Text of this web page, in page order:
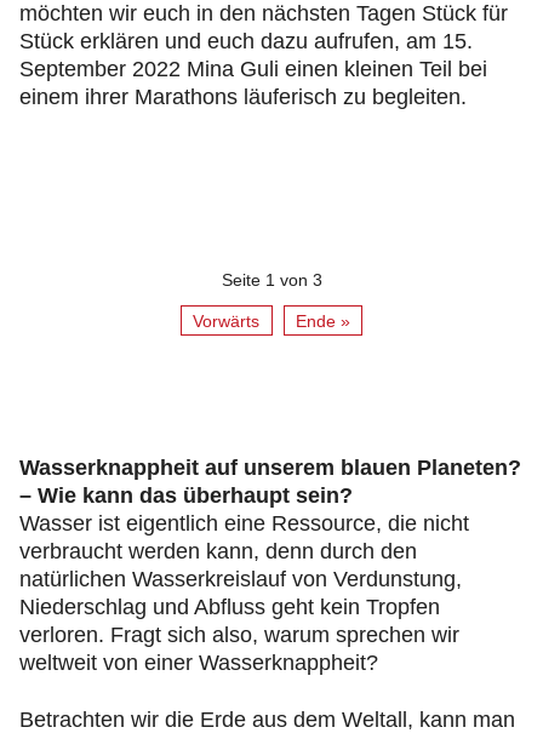
möchten wir euch in den nächsten Tagen Stück für
Stück erklären und euch dazu aufrufen, am 15.
September 2022 Mina Guli einen kleinen Teil bei
einem ihrer Marathons läuferisch zu begleiten.
Seite 1 von 3
Vorwärts Ende »
Wasserknappheit auf unserem blauen Planeten?
– Wie kann das überhaupt sein?
Wasser ist eigentlich eine Ressource, die nicht
verbraucht werden kann, denn durch den
natürlichen Wasserkreislauf von Verdunstung,
Niederschlag und Abfluss geht kein Tropfen
verloren. Fragt sich also, warum sprechen wir
weltweit von einer Wasserknappheit?
Betrachten wir die Erde aus dem Weltall, kann man